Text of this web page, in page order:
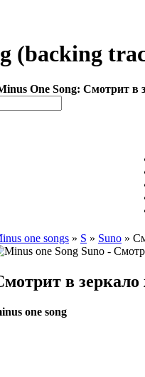
(backing
One Song: Смотрит в
one songs » S » Suno »
в
one song